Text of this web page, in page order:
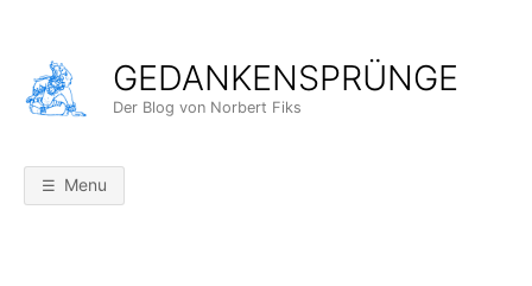
content
GEDANKENSPRÜNGE
Der Blog von Norbert Fiks
Menu